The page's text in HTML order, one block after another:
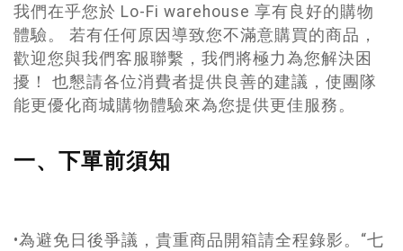
我們在乎您於 Lo-Fi warehouse 享有良好的購物
體驗。 若有任何原因導致您不滿意購買的商品，
歡迎您與我們客服聯繫，我們將極力為您解決困
擾！ 也懇請各位消費者提供良善的建議，使團隊
能更優化商城購物體驗來為您提供更佳服務。
一、下單前須知
•為避免日後爭議，貴重商品開箱請全程錄影。“七